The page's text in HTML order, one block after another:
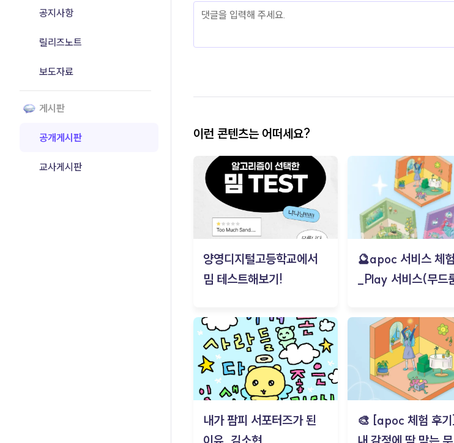
공지사항
릴리즈노트
보도자료
게시판
공개게시판
교사게시판
이런 콘텐츠는 어떠세요?
양영디지털고등학교에서
밈 테스트해보기!
🔮apoc 서비스 체
_Play 서비스(무드
내가 팜피 서포터즈가 된
🎨 [apoc 체험 후